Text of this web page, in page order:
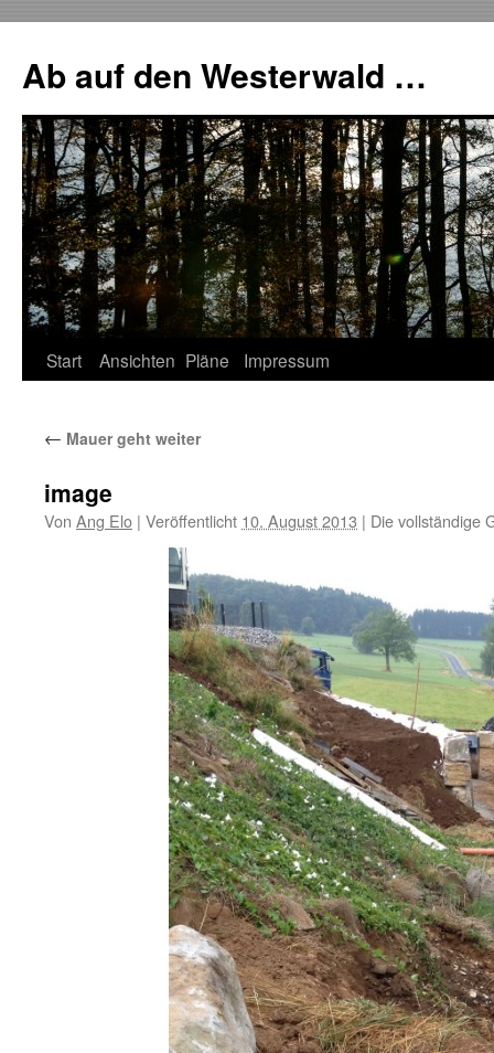
springen
Ab auf den Westerwald …
Start Ansichten Pläne Impressum
← Mauer geht weiter
image
Von Ang Elo | Veröffentlicht 10. August 2013 | Die vollständige